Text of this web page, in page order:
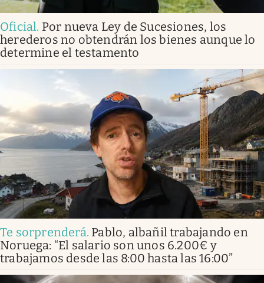
Oficial. Por nueva Ley de Sucesiones, los
herederos no obtendrán los bienes aunque lo
determine el testamento
Te sorprenderá. Pablo, albañil trabajando en
Noruega: “El salario son unos 6.200€ y
trabajamos desde las 8:00 hasta las 16:00”